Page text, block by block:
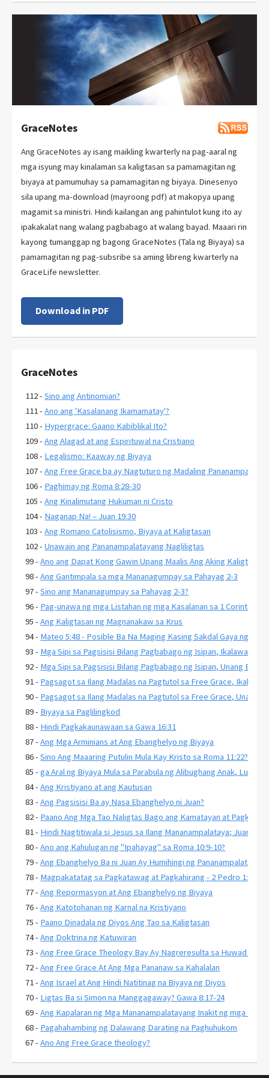
GraceNotes
Ang GraceNotes ay isang maikling kwarterly na pag-aaral ng
mga isyung may kinalaman sa kaligtasan sa pamamagitan ng
biyaya at pamumuhay sa pamamagitan ng biyaya. Dinesenyo
sila upang ma-download (mayroong pdf) at makopya upang
magamit sa ministri. Hindi kailangan ang pahintulot kung ito ay
ipakakalat nang walang pagbabago at walang bayad. Maaari rin
kayong tumanggap ng bagong GraceNotes (Tala ng Biyaya) sa
pamamagitan ng pag-subsribe sa aming libreng kwarterly na
GraceLife newsletter.
Download in PDF
GraceNotes
112 -Sino ang Antinomian?
111 -Ano ang 'Kasalanang Ikamamatay'?
110 - Hypergrace: Gaano Kabiblikal Ito?
109 -Ang Alagad at ang Espirituwal na Cristiano
108 - Legalismo: Kaaway ng Biyaya
107 -Ang Free Grace ba ay Nagtuturo ng Madaling
106 - Paghimay ng Roma 8:28-30
105 -Ang Kinalimutang Hukuman ni Cristo
104 - Naganap Na! – Juan 19:30
103 -Ang Romano Catolisismo, Biyaya at Kaligtasan
102 -Unawain ang Pananampalatayang Nagliligtas
99 -Ano ang Dapat Kong Gawin Upang Maalis Ang Aking Kaligtasan?
98 -Ang Gantimpala sa mga Mananagumpay sa Pahayag 2-3
97 -Sino ang Mananagumpay sa Pahayag 2-3?
96 - Pag-unawa ng mga Listahan ng mga Kasalanan sa 1 Corinto
95 -Ang Kaligtasan ng Magnanakaw sa Krus
94 - Mateo 5:48 - Posible Ba Na Maging Kasing Sakdal Gaya ng
93 - Mga Sipi sa Pagsisisi Bilang Pagbabago ng Isipan, Ikalawang
92 - Mga Sipi sa Pagsisisi Bilang Pagbabago ng Isipan, Unang
91 - Pagsagot sa Ilang Madalas na Pagtutol sa Free Grace,
90 - Pagsagot sa Ilang Madalas na Pagtutol sa Free Grace, Unang
89 - Biyaya sa Paglilingkod
88 - Hindi Pagkakaunawaan sa Gawa 16:31
87 -Ang Mga Arminians at Ang Ebanghelyo ng Biyaya
86 -Sino Ang Maaaring Putulin Mula Kay Kristo sa Roma 11:22?
85 -ga Aral ng Biyaya Mula sa Parabula ng Alibughang Anak, Lukas
84 -Ang Kristiyano at ang Kautusan
83 -Ang Pagsisisi Ba ay Nasa Ebanghelyo ni Juan?
82 - Paano Ang Mga Tao Naligtas Bago ang Kamatayan at
81 - Hindi Nagtitiwala si Jesus sa Ilang Mananampalataya; Juan
80 -Ano ang Kahulugan ng "Ipahayag" sa Roma 10:9-10?
79 -Ang Ebanghelyo Ba ni Juan Ay Humihingi ng Pananampalataya
78 - Magpakatatag sa Pagkatawag at Pagkahirang - 2 Pedro 1:10-11
77 -Ang Repormasyon at Ang Ebanghelyo ng Biyaya
76 -Ang Katotohanan ng Karnal na Kristiyano
75 - Paano Dinadala ng Diyos Ang Tao sa Kaligtasan
74 -Ang Doktrina ng Katuwiran
73 -Ang Free Grace Theology Bay Ay Nagreresulta sa Huwad na
72 -Ang Free Grace At Ang Mga Pananaw sa Kahalalan
71 -Ang Israel at Ang Hindi Natitinag na Biyaya ng Diyos
70 - Ligtas Ba si Simon na Manggagaway? Gawa 8:17-24
69 -Ang Kapalaran ng Mga Mananampalatayang Inakit ng mga
68 - Pagahahambing ng Dalawang Darating na Paghuhukom
67 -Ano Ang Free Grace theology?